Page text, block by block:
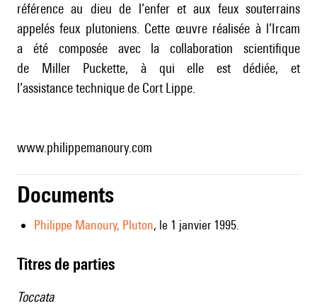
référence au dieu de l’enfer et aux feux souterrains
appelés feux plutoniens. Cette œuvre réalisée à l’Ircam
a été composée avec la collaboration scientifique
de Miller Puckette, à qui elle est dédiée, et
l’assistance technique de Cort Lippe.
www.philippemanoury.com
Documents
Philippe Manoury, Pluton, le 1 janvier 1995.
Titres de parties
Toccata